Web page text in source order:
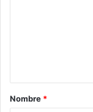
rNombre *